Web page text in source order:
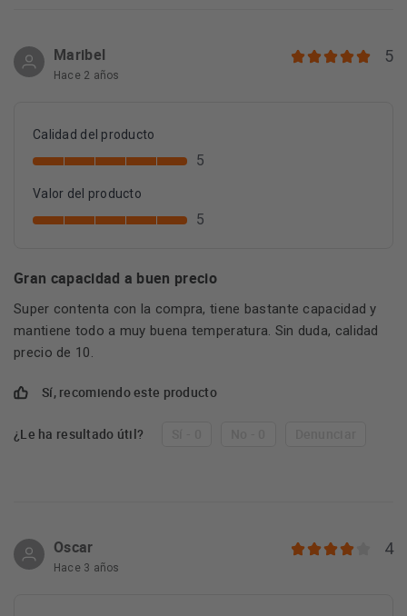
Maribel
Hace 2 años
5
Calidad del producto
5
Valor del producto
5
Gran capacidad a buen precio
Super contenta con la compra, tiene bastante capacidad y
mantiene todo a muy buena temperatura. Sin duda, calidad
precio de 10.
Sí, recomiendo este producto
¿Le ha resultado útil?
Oscar
Hace 3 años
4